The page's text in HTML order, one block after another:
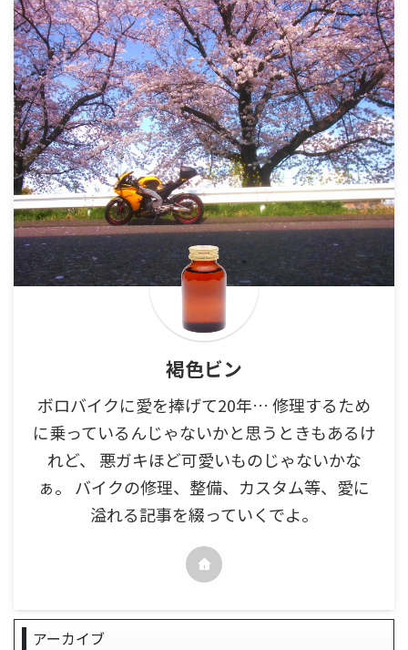
褐色ビン
ボロバイクに愛を捧げて20年… 修理するため
に乗っているんじゃないかと思うときもあるけ
れど、 悪ガキほど可愛いものじゃないかな
ぁ。 バイクの修理、整備、カスタム等、愛に
溢れる記事を綴っていくでよ。
アーカイブ